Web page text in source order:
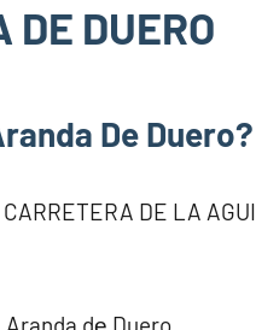
DE DUERO
De Duero?
CARRETERA DE LA